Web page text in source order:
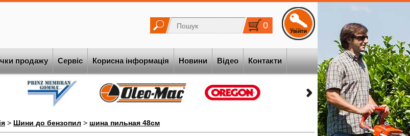
0
продажу Сервіс Корисна інформація Новини Відео Контакти
> Шини до бензопил > шина пильная 48см